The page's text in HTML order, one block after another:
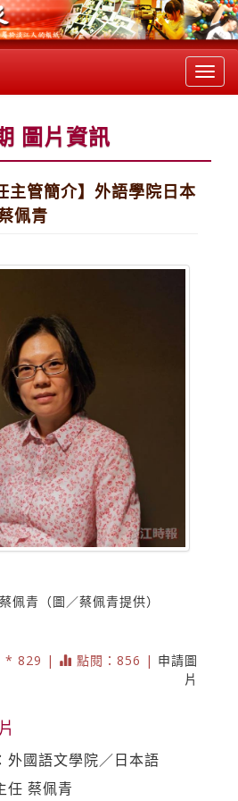
圖片資訊
主管簡介】外語學院日本
佩青
佩青（圖／蔡佩青提供）
* 829 | 點閱：856 | 申請圖
片
外國語文學院／日本語
任 蔡佩青